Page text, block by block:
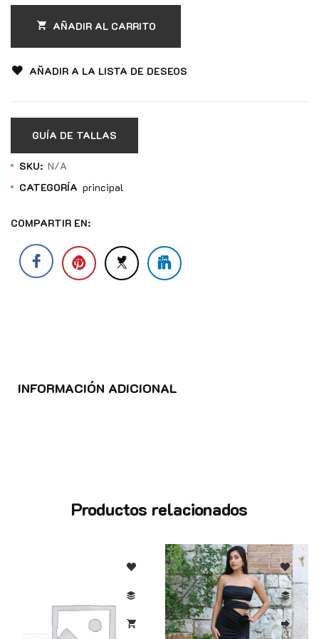
AÑADIR AL CARRITO
AÑADIR A LA LISTA DE DESEOS
GUÍA DE TALLAS
SKU: N/A
CATEGORÍA principal
COMPARTIR EN:
INFORMACIÓN ADICIONAL
Productos relacionados